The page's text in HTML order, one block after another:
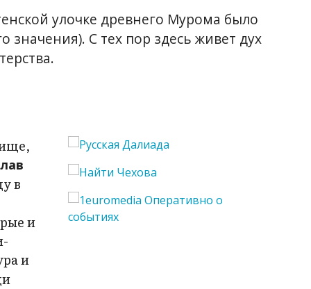
улочке древнего Мурома было
С тех пор здесь живет дух
в
и
и